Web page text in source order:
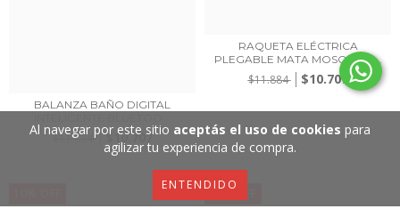
Al navegar por este sitio aceptás el uso de cookies para
agilizar tu experiencia de compra.
ENTENDIDO
BALANZA BAÑO DIGITAL
$11.884 $10.707
RAQUETA ELÉCTRICA
PLEGABLE MATA MOSQUITO...
$11.884 $10.707
10%